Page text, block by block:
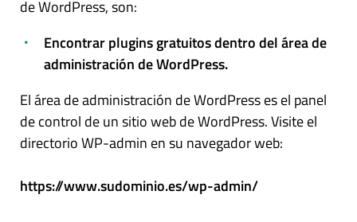
de WordPress, son:
Encontrar plugins gratuitos dentro del área de
administración de WordPress.
El área de administración de WordPress es el panel
de control de un sitio web de WordPress. Visite el
directorio WP-admin en su navegador web:
https://www.sudominio.es/wp-admin/